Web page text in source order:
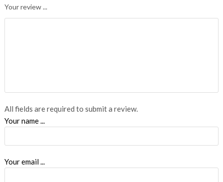
Your review ...
All fields are required to submit a review.
Your name ...
Your email ...